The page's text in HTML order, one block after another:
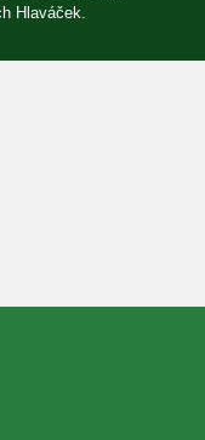
Hlaváček